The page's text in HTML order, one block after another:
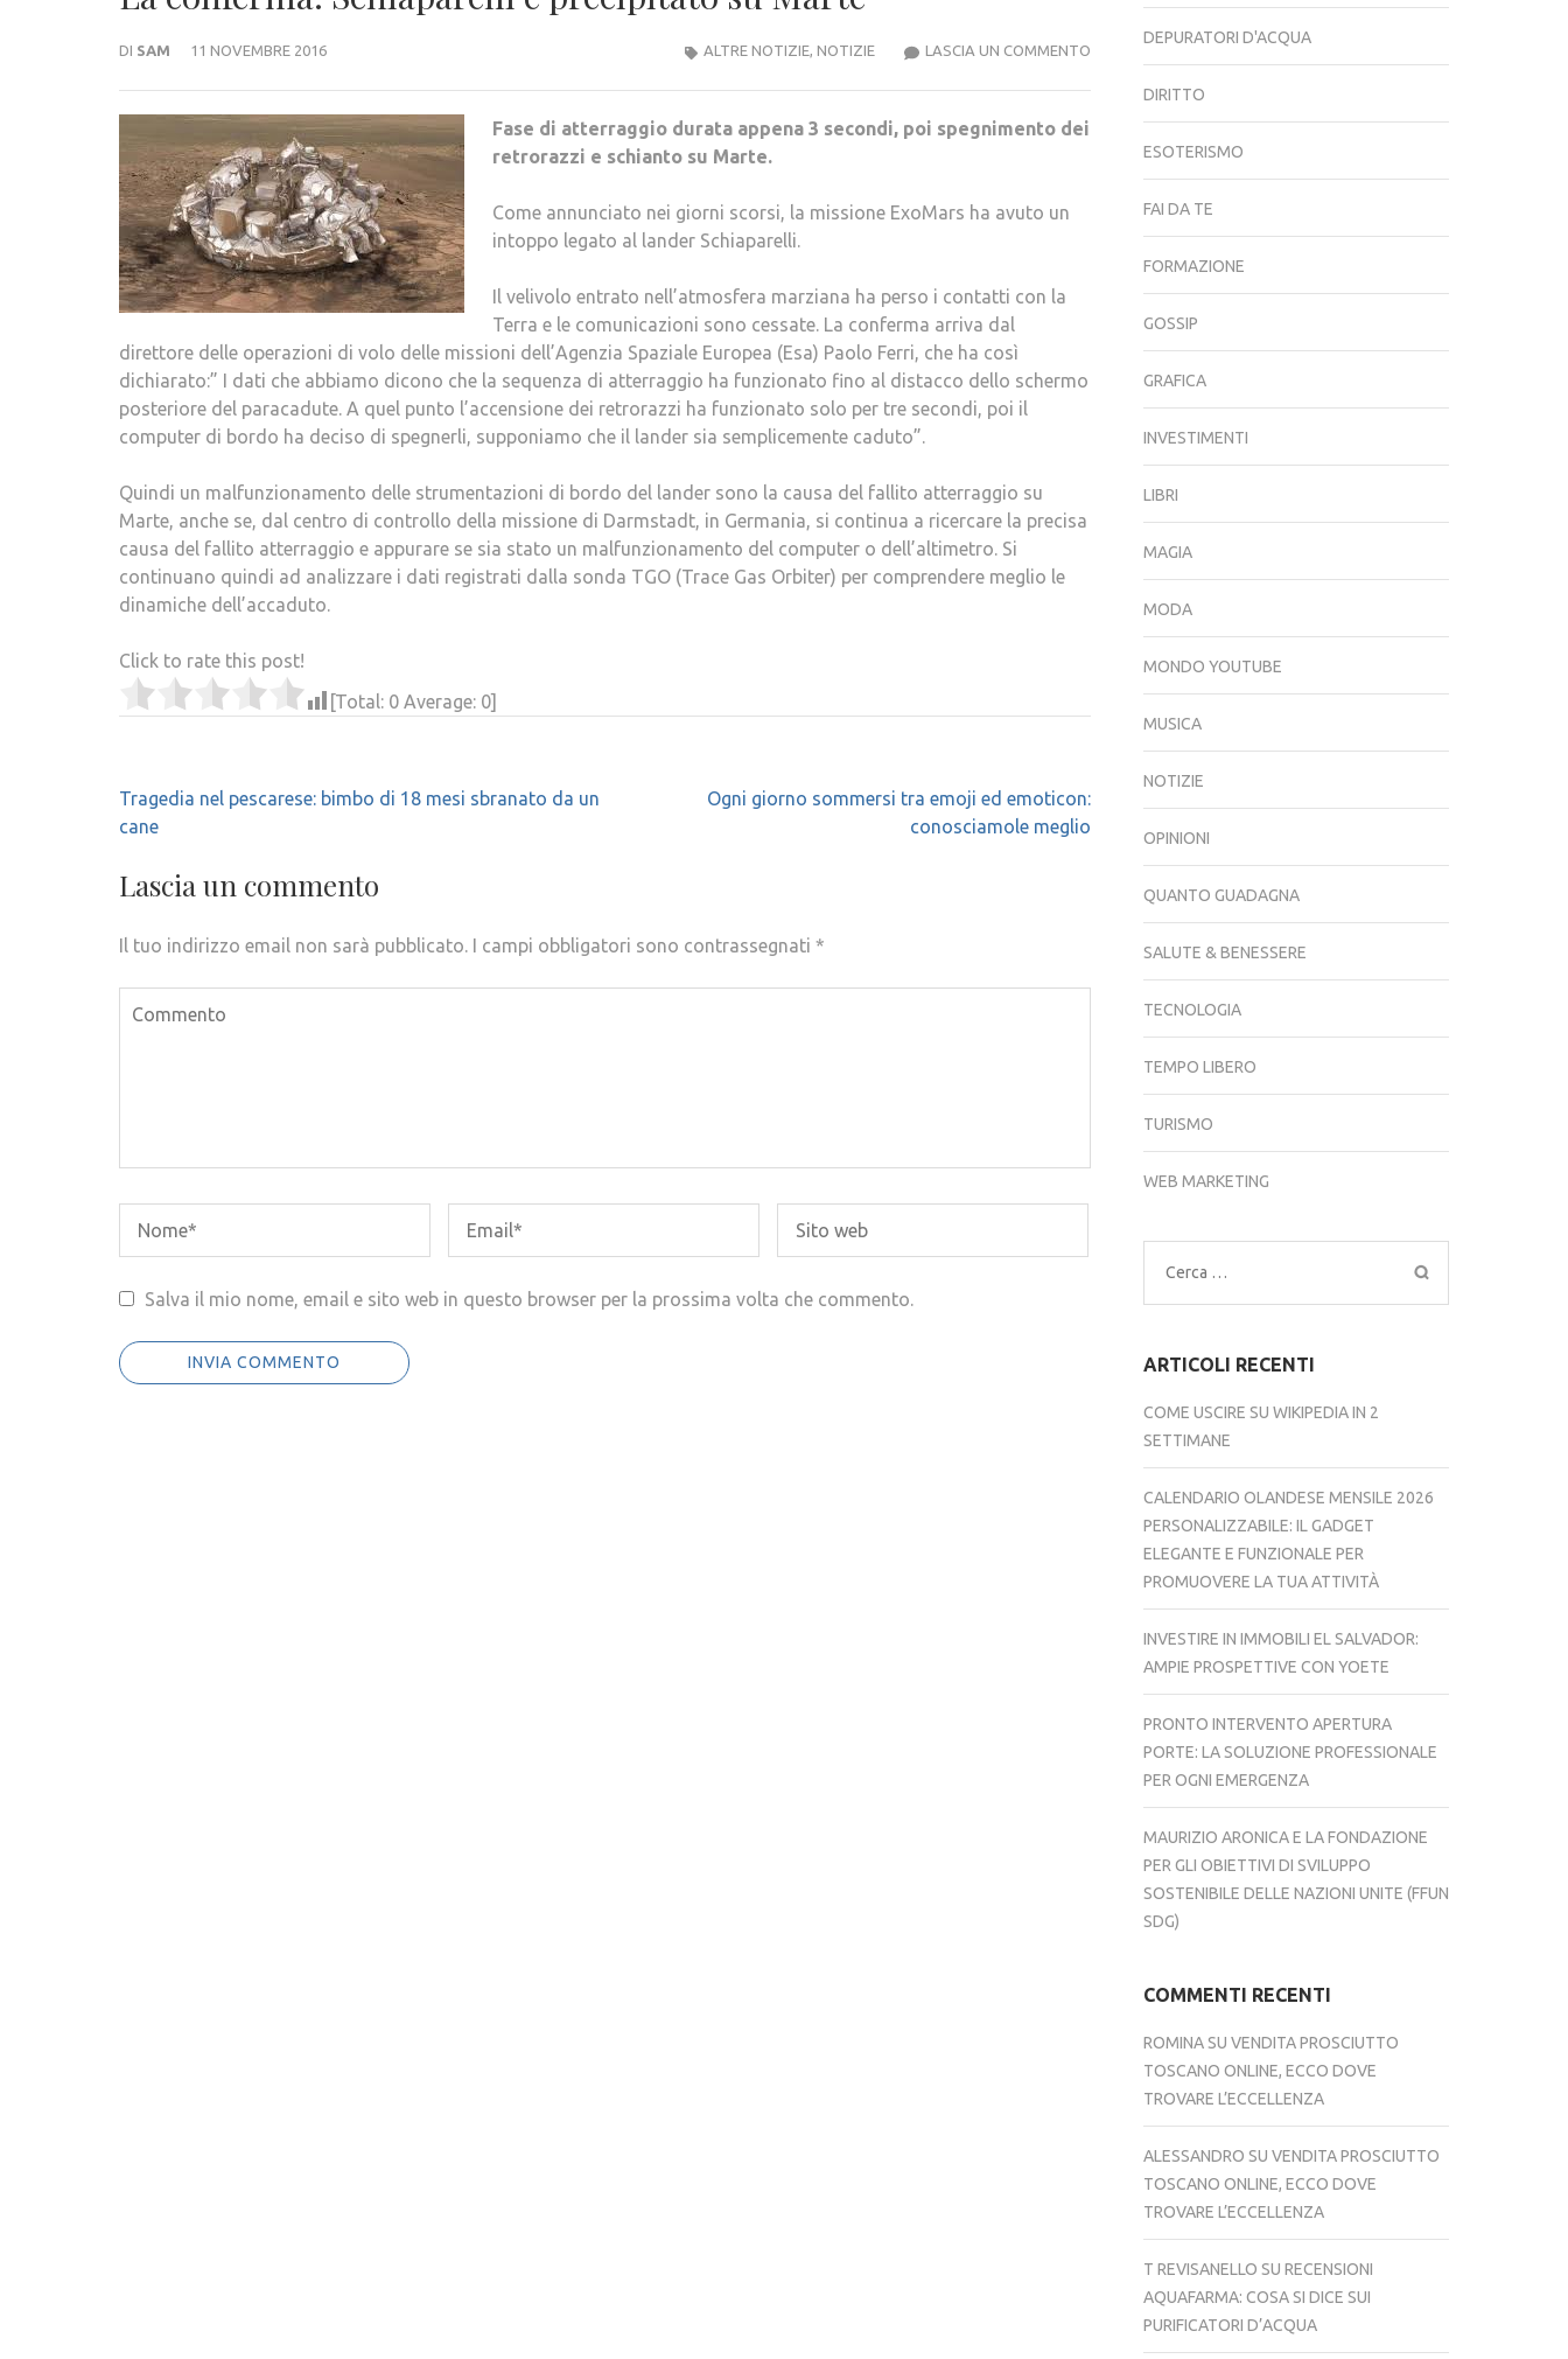
DI SAM 11 NOVEMBRE 2016 LASCIA UN COMMENTOLA
SCHIAPARELLI
PRECIPITATO
ALTRE NOTIZIE, NOTIZIE
Fase di atterraggio durata appena 3 secondi, poi spegnimento dei
retrorazzi e schianto su Marte.
Come annunciato nei giorni scorsi, la missione ExoMars ha avuto un
intoppo legato al lander Schiaparelli.
Il velivolo entrato nell’atmosfera marziana ha perso i contatti con la
Terra e le comunicazioni sono cessate. La conferma arriva dal
direttore delle operazioni di volo delle missioni dell’Agenzia Spaziale Europea (Esa) Paolo Ferri, che ha così
dichiarato:” I dati che abbiamo dicono che la sequenza di atterraggio ha funzionato fino al distacco dello schermo
posteriore del paracadute. A quel punto l’accensione dei retrorazzi ha funzionato solo per tre secondi, poi il
computer di bordo ha deciso di spegnerli, supponiamo che il lander sia semplicemente caduto”.
Quindi un malfunzionamento delle strumentazioni di bordo del lander sono la causa del fallito atterraggio su
Marte, anche se, dal centro di controllo della missione di Darmstadt, in Germania, si continua a ricercare la precisa
causa del fallito atterraggio e appurare se sia stato un malfunzionamento del computer o dell’altimetro. Si
continuano quindi ad analizzare i dati registrati dalla sonda TGO (Trace Gas Orbiter) per comprendere meglio le
dinamiche dell’accaduto.
Click to rate this post!
[Total: 0 Average: 0]
Navigazione
articoli
Tragedia nel pescarese: bimbo di 18 mesi sbranato da un
cane
Ogni giorno sommersi tra emoji ed emoticon:
conosciamole meglio
Lascia un commento
Il tuo indirizzo email non sarà pubblicato. I campi obbligatori sono contrassegnati *
Salva il mio nome, email e sito web in questo browser per la prossima volta che commento.
DEPURATORI D'ACQUA
DIRITTO
ESOTERISMO
FAI DA TE
FORMAZIONE
GOSSIP
GRAFICA
INVESTIMENTI
LIBRI
MAGIA
MODA
MONDO YOUTUBE
MUSICA
NOTIZIE
OPINIONI
QUANTO GUADAGNA
SALUTE & BENESSERE
TECNOLOGIA
TEMPO LIBERO
TURISMO
WEB MARKETING
Ricerca
per:
ARTICOLI RECENTI
COME USCIRE SU WIKIPEDIA IN 2
SETTIMANE
CALENDARIO OLANDESE MENSILE 2026
PERSONALIZZABILE: IL GADGET
ELEGANTE E FUNZIONALE PER
PROMUOVERE LA TUA ATTIVITÀ
INVESTIRE IN IMMOBILI EL SALVADOR:
AMPIE PROSPETTIVE CON YOETE
PRONTO INTERVENTO APERTURA
PORTE: LA SOLUZIONE PROFESSIONALE
PER OGNI EMERGENZA
MAURIZIO ARONICA E LA FONDAZIONE
PER GLI OBIETTIVI DI SVILUPPO
SOSTENIBILE DELLE NAZIONI UNITE (FFUN
SDG)
COMMENTI RECENTI
ROMINASU VENDITA PROSCIUTTO
TOSCANO ONLINE, ECCO DOVE
TROVARE L’ECCELLENZA
ALESSANDRO SU VENDITA PROSCIUTTO
TOSCANO ONLINE, ECCO DOVE
TROVARE L’ECCELLENZA
T REVISANELLO SU RECENSIONI
AQUAFARMA: COSA SI DICE SUI
PURIFICATORI D’ACQUA